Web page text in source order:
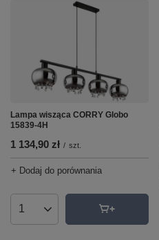
Lampa wisząca CORRY Globo
15839-4H
1 134,90 zł / szt.
+ Dodaj do porównania
Ilość produktów